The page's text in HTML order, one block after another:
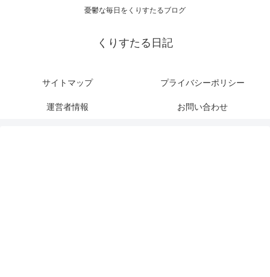
憂鬱な毎日をくりすたるブログ
くりすたる日記
サイトマップ プライバシーポリシー
運営者情報 お問い合わせ